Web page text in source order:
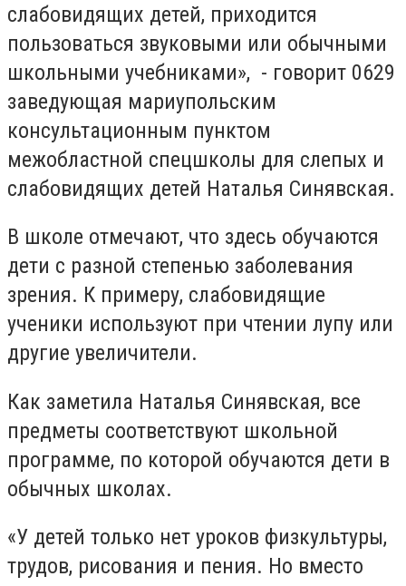
слабовидящих детей, приходится
пользоваться звуковыми или обычными
школьными учебниками», - говорит 0629
заведующая мариупольским
консультационным пунктом
межобластной спецшколы для слепых и
слабовидящих детей Наталья Синявская.
В школе отмечают, что здесь обучаются
дети с разной степенью заболевания
зрения. К примеру, слабовидящие
ученики используют при чтении лупу или
другие увеличители.
Как заметила Наталья Синявская, все
предметы соответствуют школьной
программе, по которой обучаются дети в
обычных школах.
«У детей только нет уроков физкультуры,
трудов, рисования и пения. Но вместо